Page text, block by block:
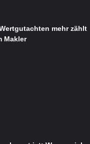
mehr zählt
Makler